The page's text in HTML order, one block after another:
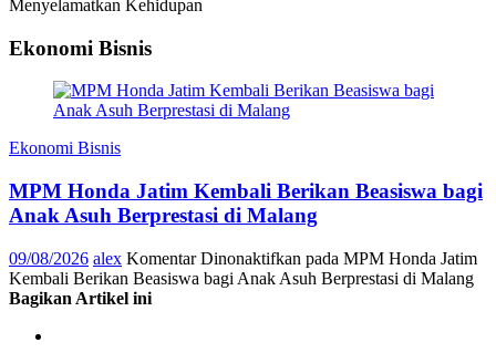
Menyelamatkan Kehidupan
Ekonomi Bisnis
Ekonomi Bisnis
MPM Honda Jatim Kembali Berikan Beasiswa bagi
Anak Asuh Berprestasi di Malang
09/08/2026 alex Komentar Dinonaktifkan pada MPM Honda Jatim
Kembali Berikan Beasiswa bagi Anak Asuh Berprestasi di Malang
Bagikan Artikel ini